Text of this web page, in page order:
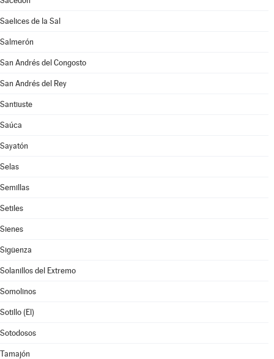
Saelices de la Sal
Salmerón
San Andrés del Congosto
San Andrés del Rey
Santiuste
Saúca
Sayatón
Selas
Semillas
Setiles
Sienes
Sigüenza
Solanillos del Extremo
Somolinos
Sotillo (El)
Sotodosos
Tamajón